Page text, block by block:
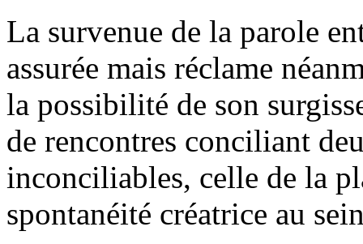
La survenue de la parole
assurée mais réclame
la possibilité de son
de rencontres conciliant
inconciliables, celle de la
spontanéité créatrice au